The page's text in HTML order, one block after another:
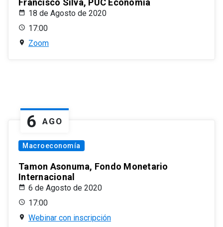
Francisco Silva, PUC Economía
18 de Agosto de 2020
17:00
Zoom
6 AGO
Macroeconomía
Tamon Asonuma, Fondo Monetario
Internacional
6 de Agosto de 2020
17:00
Webinar con inscripción